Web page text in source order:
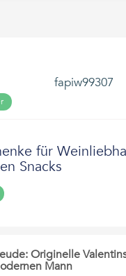
fapiw99307
für
Snacks
Originelle
Mann